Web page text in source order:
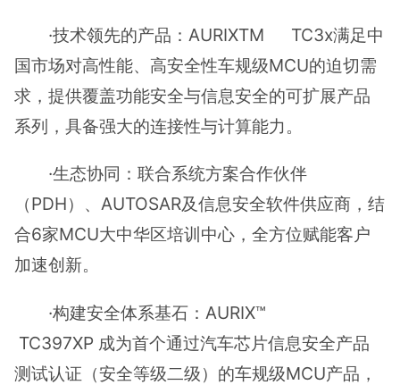
·技术领先的产品：AURIXTM TC3x满足中
国市场对高性能、高安全性车规级MCU的迫切需
求，提供覆盖功能安全与信息安全的可扩展产品
系列，具备强大的连接性与计算能力。
·生态协同：联合系统方案合作伙伴
（PDH）、AUTOSAR及信息安全软件供应商，结
合6家MCU大中华区培训中心，全方位赋能客户
加速创新。
·构建安全体系基石：AURIX™
TC397XP 成为首个通过汽车芯片信息安全产品
测试认证（安全等级二级）的车规级MCU产品，